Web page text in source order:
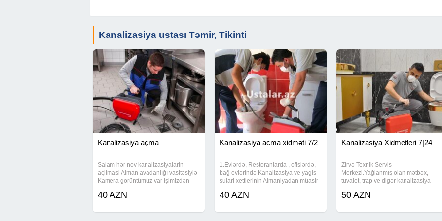
Kanalizasiya ustası Təmir, Tikinti
Kanalizasiya açma
Salam hər nov kanalizasiyalarin
açilmasi Alman avadanlığı vasitəsiylə
Kamera gorüntümüz var Ișimizdən
40 AZN
Kanalizasiya acma xidməti 7/2
1.Evlərdə, Restoranlarda , ofislərdə,
bağ evlərində Kanalizasiya ve yagis
sulari xettlerinin Almaniyadan müasir
siradan cixmiş kanalizasiya xettlerinin
40 AZN
Kanalizasiya Xidmetleri 7|24
Zirvə Texnik Servis
Merkezi.Yağlanmış olan mətbəx,
tuvalet, trap ve digər kanalizasiya
temizlenməsi hizmetimiz 7/24 devam
Lökbatan , Batandart,
50 AZN